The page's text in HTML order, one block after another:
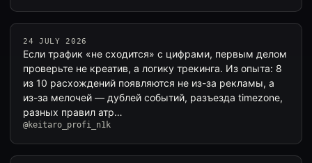
24 JULY 2026
Если трафик «не сходится» с цифрами, первым делом
проверьте не креатив, а логику трекинга. Из опыта: 8
из 10 расхождений появляются не из-за рекламы, а
из-за мелочей — дублей событий, разъезда timezone,
разных правил атр…
@keitaro_profi_n1k